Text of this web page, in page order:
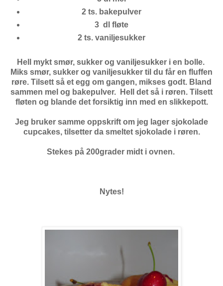
2 ts. bakepulver
3 dl fløte
2 ts. vaniljesukker
Hell mykt smør, sukker og vaniljesukker i en bolle.
Miks smør, sukker og vaniljesukker til du får en fluffen
røre. Tilsett så et egg om gangen, mikses godt. Bland
sammen mel og bakepulver.
Hell det så i røren. Tilsett
fløten og blande det forsiktig inn med en slikkepott.
Jeg bruker samme oppskrift om jeg lager sjokolade
cupcakes, tilsetter da smeltet sjokolade i røren.
Stekes på 200grader midt i ovnen.
Nytes!